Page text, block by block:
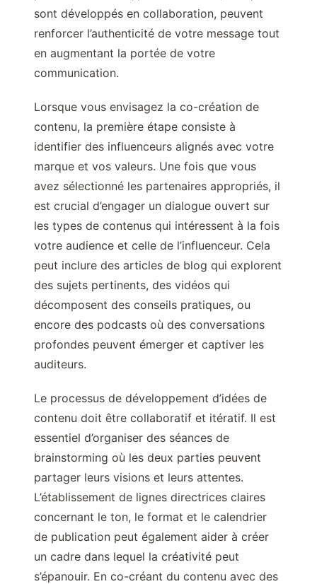
sont développés en collaboration, peuvent
renforcer l’authenticité de votre message tout
en augmentant la portée de votre
communication.
Lorsque vous envisagez la co-création de
contenu, la première étape consiste à
identifier des influenceurs alignés avec votre
marque et vos valeurs. Une fois que vous
avez sélectionné les partenaires appropriés, il
est crucial d’engager un dialogue ouvert sur
les types de contenus qui intéressent à la fois
votre audience et celle de l’influenceur. Cela
peut inclure des articles de blog qui explorent
des sujets pertinents, des vidéos qui
décomposent des conseils pratiques, ou
encore des podcasts où des conversations
profondes peuvent émerger et captiver les
auditeurs.
Le processus de développement d’idées de
contenu doit être collaboratif et itératif. Il est
essentiel d’organiser des séances de
brainstorming où les deux parties peuvent
partager leurs visions et leurs attentes.
L’établissement de lignes directrices claires
concernant le ton, le format et le calendrier
de publication peut également aider à créer
un cadre dans lequel la créativité peut
s’épanouir. En co-créant du contenu avec des